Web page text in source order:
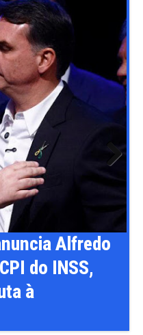
Alfredo
do INSS,
à
Next